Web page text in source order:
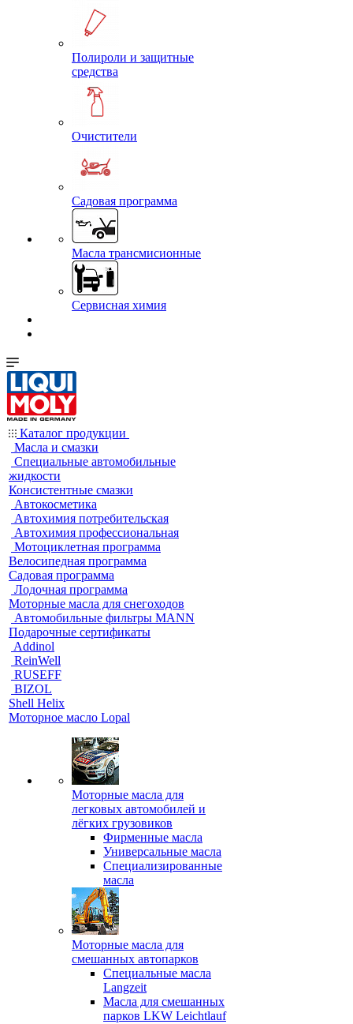
Полироли и защитные
средства
Очистители
Садовая программа
Масла трансмисионные
Сервисная химия
Каталог продукции
Масла и смазки
Специальные автомобильные
жидкости
Консистентные смазки
Автокосметика
Автохимия потребительская
Автохимия профессиональная
Мотоциклетная программа
Велосипедная программа
Садовая программа
Лодочная программа
Моторные масла для снегоходов
Автомобильные фильтры MANN
Подарочные сертификаты
Addinol
ReinWell
RUSEFF
BIZOL
Shell Helix
Моторное масло Lopal
Моторные масла для
легковых автомобилей и
лёгких грузовиков
Фирменные масла
Универсальные масла
Специализированные
масла
Моторные масла для
смешанных автопарков
Специальные масла
Langzeit
Масла для смешанных
парков LKW Leichtlauf